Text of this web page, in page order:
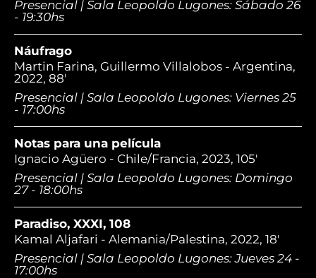
Presencial | Sala Leopoldo Lugones: Sábado 26
- 19:30hs
Náufrago
Martin Farina, Guillermo Villalobos - Argentina,
2022, 88'
Presencial | Sala Leopoldo Lugones: Viernes 25
- 17:00hs
Notas para una película
Ignacio Agüero - Chile/Francia, 2023, 105'
Presencial | Sala Leopoldo Lugones: Domingo
27 - 18:00hs
Paradiso, XXXI, 108
Kamal Aljafari - Alemania/Palestina, 2022, 18'
Presencial | Sala Leopoldo Lugones: Jueves 24 -
17:00hs